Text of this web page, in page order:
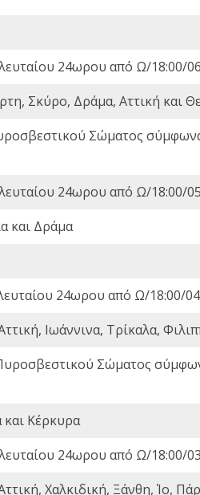
24ωρου από Ω/18:00/
Σκύρο, Δράμα, Αττική και
Σώματος
24ωρου από Ω/18:00/
και Δράμα
24ωρου από Ω/18:00/
Ιωάννινα, Τρίκαλα,
Σώματος
Κέρκυρα
24ωρου από Ω/18:00/
Χαλκιδική, Ξάνθη, Ίο,